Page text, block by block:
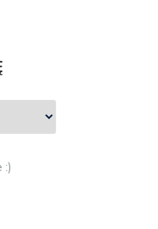
:)